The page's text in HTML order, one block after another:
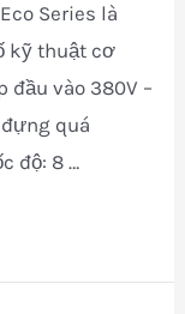
Series là
kỹ thuật cơ
đầu vào 380V –
quá
độ: 8 …